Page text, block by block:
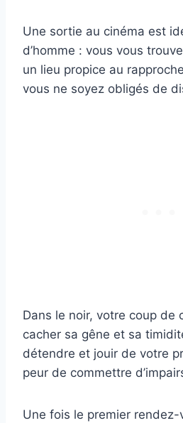
Une sortie au cinéma est
d’homme : vous vous
un lieu propice au
vous ne soyez obligés de
Dans le noir, votre coup de
cacher sa gêne et sa
détendre et jouir de votre
peur de commettre
Une fois le premier rendez-